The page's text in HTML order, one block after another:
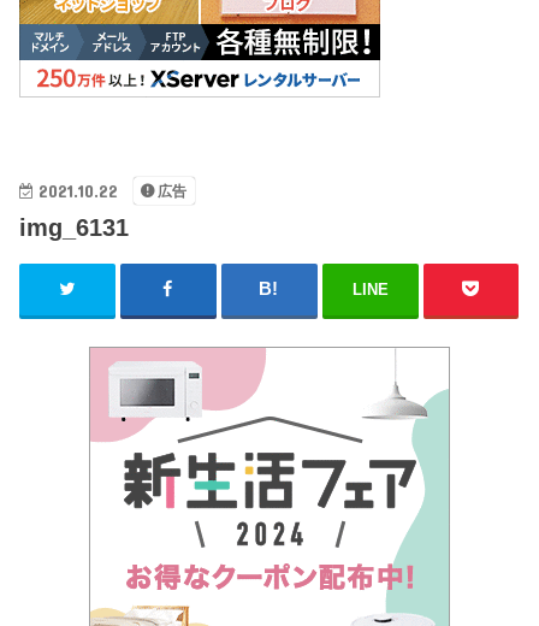
2021.10.22 広告
img_6131
LINE